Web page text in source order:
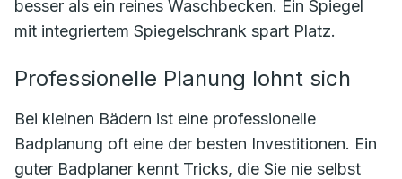
besser als ein reines Waschbecken. Ein Spiegel
mit integriertem Spiegelschrank spart Platz.
Professionelle Planung lohnt sich
Bei kleinen Bädern ist eine professionelle
Badplanung oft eine der besten Investitionen. Ein
guter Badplaner kennt Tricks, die Sie nie selbst